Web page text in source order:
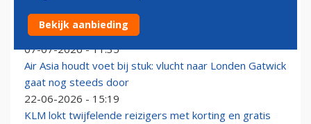
Tweede Kamer geeft groen licht voor ingrijpen bij
dure vluchten tussen Caraïbische eilanden
07-07-2026 - 11:35
Air Asia houdt voet bij stuk: vlucht naar Londen Gatwick
gaat nog steeds door
22-06-2026 - 15:19
KLM lokt twijfelende reizigers met korting en gratis
Bekijk aanbieding